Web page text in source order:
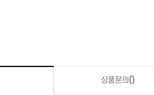
상품문의 ()